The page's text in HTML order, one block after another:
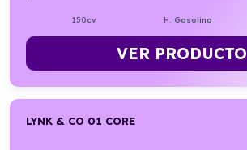
150cv H. Gasolina
VER PRODUCTO
LYNK & CO 01 CORE